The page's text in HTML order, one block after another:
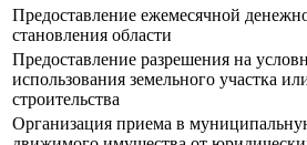
Предоставление ежемесячной
становления области
Предоставление разрешения на
использования земельного участка
строительства
Организация приема в